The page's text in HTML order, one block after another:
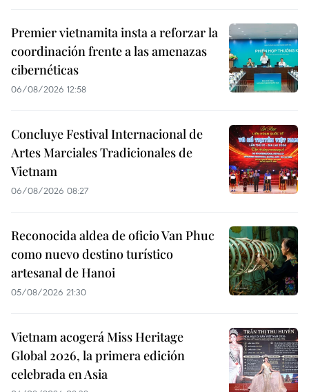
Premier vietnamita insta a reforzar la
coordinación frente a las amenazas
cibernéticas
06/08/2026 12:58
Concluye Festival Internacional de
Artes Marciales Tradicionales de
Vietnam
06/08/2026 08:27
Reconocida aldea de oficio Van Phuc
como nuevo destino turístico
artesanal de Hanoi
05/08/2026 21:30
Vietnam acogerá Miss Heritage
Global 2026, la primera edición
celebrada en Asia